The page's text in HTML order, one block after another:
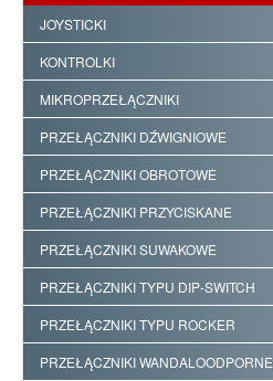
JOYSTICKI
KONTROLKI
MIKROPRZEŁĄCZNIKI
PRZEŁĄCZNIKI DŹWIGNIOWE
PRZEŁĄCZNIKI OBROTOWE
PRZEŁĄCZNIKI PRZYCISKANE
PRZEŁĄCZNIKI SUWAKOWE
PRZEŁĄCZNIKI TYPU DIP-SWITCH
PRZEŁĄCZNIKI TYPU ROCKER
PRZEŁĄCZNIKI WANDALOODPORNE